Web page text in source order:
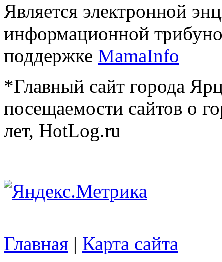
Является электронной
информационной
поддержке MamaInfo
*Главный сайт города
посещаемости сайтов о
лет, HotLog.ru
Главная | Карта сайта